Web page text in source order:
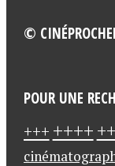
©
POUR UNE
+++ ++++